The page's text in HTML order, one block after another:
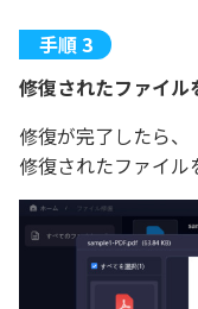
修復されたファイル
修復が完了したら、
修復されたファイル